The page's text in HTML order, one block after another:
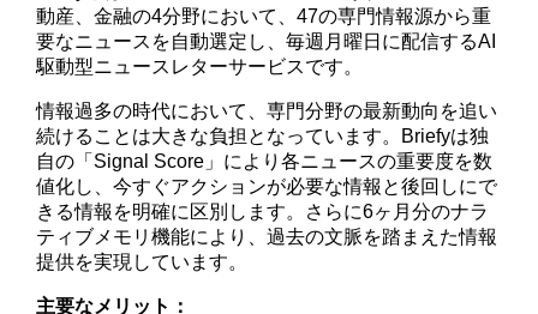
動産、金融の4分野において、47の専門情報源から重
要なニュースを自動選定し、毎週月曜日に配信するAI
駆動型ニュースレターサービスです。
情報過多の時代において、専門分野の最新動向を追い
続けることは大きな負担となっています。Briefyは独
自の「Signal Score」により各ニュースの重要度を数
値化し、今すぐアクションが必要な情報と後回しにで
きる情報を明確に区別します。さらに6ヶ月分のナラ
ティブメモリ機能により、過去の文脈を踏まえた情報
提供を実現しています。
主要なメリット：